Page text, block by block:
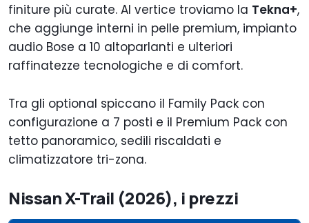
finiture più curate. Al vertice troviamo la Tekna+,
che aggiunge interni in pelle premium, impianto
audio Bose a 10 altoparlanti e ulteriori
raffinatezze tecnologiche e di comfort.
Tra gli optional spiccano il Family Pack con
configurazione a 7 posti e il Premium Pack con
tetto panoramico, sedili riscaldati e
climatizzatore tri-zona.
Nissan X-Trail (2026), i prezzi